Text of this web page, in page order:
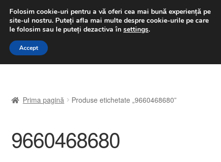
LIVRARE de la 33 lei
luni-vineri 9 a.m. - 4 p.m.031 229 6816
Sari
Sari
A lua legatura
Contul meu
Prima pagină Produse etichetate „9660468680”
9660468680
Folosim cookie-uri pentru a vă oferi cea mai bună experiență pe
site-ul nostru. Puteți afla mai multe despre cookie-urile pe care
le folosim sau le puteți dezactiva în settings.
Accept